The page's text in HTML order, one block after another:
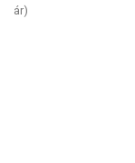
ár)